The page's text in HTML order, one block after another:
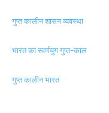
गुप्त कालीन शासन व्यवस्था
भारत का स्वर्णयुग गुप्त-काल
गुप्त कालीन भारत